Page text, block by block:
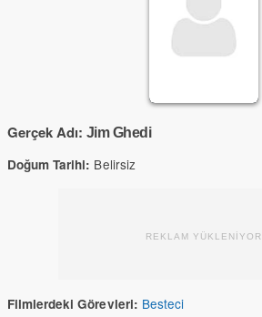
Gerçek Adı: Jim Ghedi
Doğum Tarihi: Belirsiz
REKLAM YÜKLENİYOR
Filmlerdeki Görevleri: Besteci